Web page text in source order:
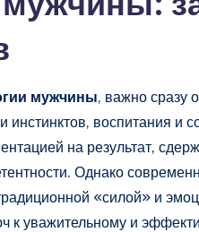
мужчины, важно сразу
инстинктов, воспитания и
на результат,
Однако
«силой» и
к уважительному и